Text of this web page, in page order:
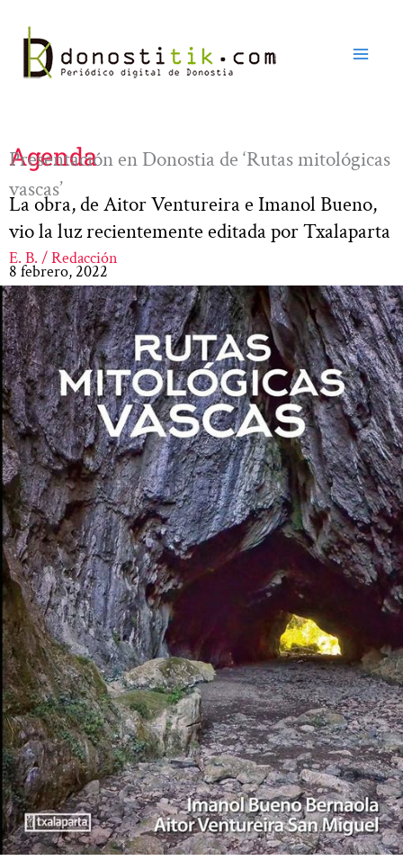
contenido
Agenda
Presentación en Donostia de ‘Rutas mitológicas
vascas’
La obra, de Aitor Ventureira e Imanol Bueno,
vio la luz recientemente editada por Txalaparta
E. B. / Redacción
8 febrero, 2022